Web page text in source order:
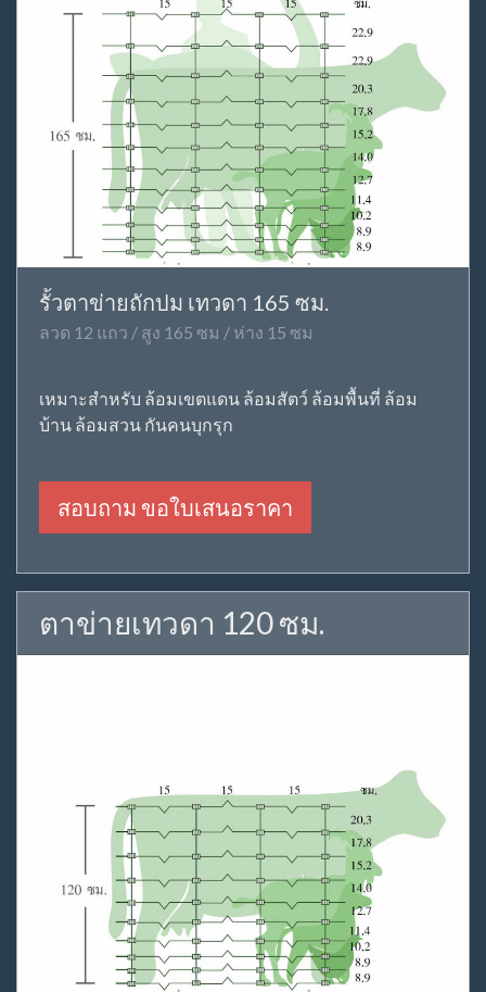
รั้วตาข่ายถักปม เทวดา 165 ซม.
ลวด 12 แถว / สูง 165 ซม / ห่าง 15 ซม
เหมาะสำหรับ ล้อมเขตแดน ล้อมสัตว์ ล้อมพื้นที่ ล้อม
บ้าน ล้อมสวน กันคนบุกรุก
สอบถาม ขอใบเสนอราคา
ตาข่ายเทวดา 120 ซม.